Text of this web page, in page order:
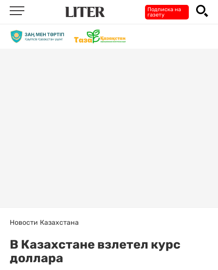
Подписка на
газету
Новости Казахстана
В Казахстане взлетел курс
доллара